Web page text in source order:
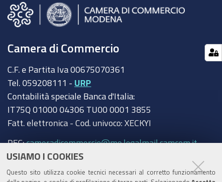
USIAMO I COOKIES
Questo sito utilizza cookie tecnici necessari al corretto funzionamento
Camera di Commercio
C.F. e Partita Iva 00675070361
Tel. 059208111 - URP
Contabilità speciale Banca d'Italia:
IT75Q 01000 04306 TU00 0001 3855
Fatt. elettronica - Cod. univoco: XECKYI
PEC:cameradicommercio@mo.legalmail.camcom.it
Trasparenza